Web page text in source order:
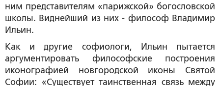
ним представителям «парижской» богословской
школы. Виднейший из них - философ Владимир
Ильин.
Как и другие софиологи, Ильин пытается
аргументировать философские построения
иконографией новгородской иконы Святой
Софии: «Существует таинственная связь между